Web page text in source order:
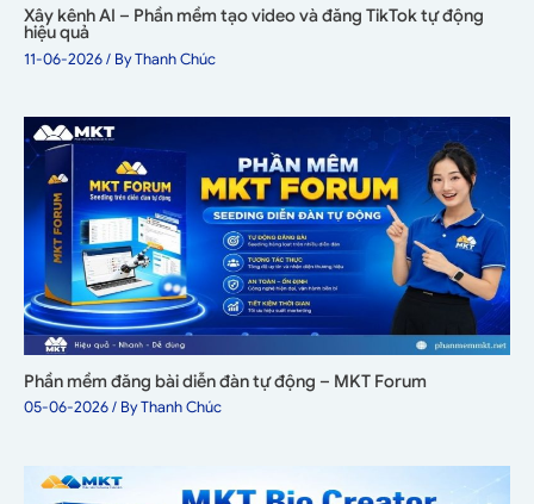
Xây kênh AI – Phần mềm tạo video và đăng TikTok tự động
hiệu quả
11-06-2026/ ByThanh Chúc
Phần mềm đăng bài diễn đàn tự động – MKT Forum
05-06-2026/ ByThanh Chúc